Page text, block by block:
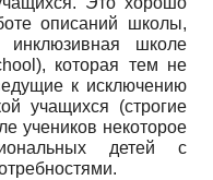
описаний школы,
школе
), которая тем не
к исключению
учащихся (строгие
учеников некоторое
детей с